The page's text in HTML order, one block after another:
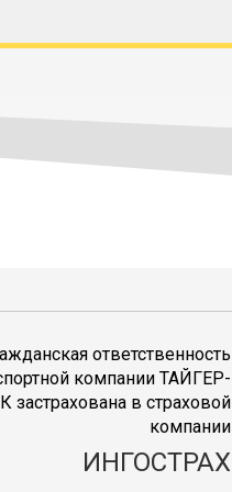
ответственность
компании ТАЙГЕР-
в страховой
компании
ИНГОСТРАХ